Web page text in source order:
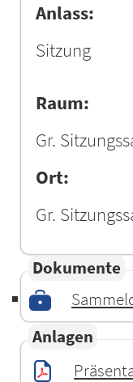
Anlass:
Sitzung
Raum:
Gr.
Ort:
Gr.
Dokumente
Anlagen